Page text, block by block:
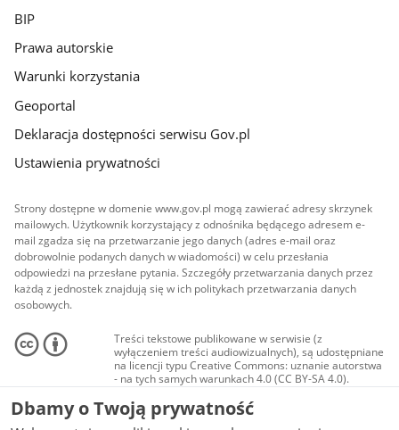
BIP
Prawa autorskie
Warunki korzystania
Geoportal
Deklaracja dostępności serwisu Gov.pl
Ustawienia prywatności
Strony dostępne w domenie www.gov.pl mogą zawierać adresy skrzynek
mailowych. Użytkownik korzystający z odnośnika będącego adresem e-
mail zgadza się na przetwarzanie jego danych (adres e-mail oraz
dobrowolnie podanych danych w wiadomości) w celu przesłania
odpowiedzi na przesłane pytania. Szczegóły przetwarzania danych przez
każdą z jednostek znajdują się w ich politykach przetwarzania danych
osobowych.
Treści tekstowe publikowane w serwisie (z
wyłączeniem treści audiowizualnych), są udostępniane
na licencji typu Creative Commons: uznanie autorstwa
- na tych samych warunkach 4.0 (CC BY-SA 4.0).
Materiały audiowizualne, w tym zdjęcia, materiały
audio i wideo, są udostępniane na licencji typu
Creative Commons: uznanie autorstwa użycie
Dbamy o Twoją prywatność